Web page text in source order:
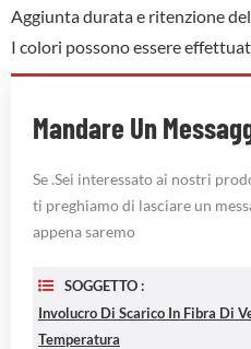
Aggiunta durata e ritenzione
I colori possono essere
Mandare Un
Se .Sei interessato ai nostri
ti preghiamo di lasciare un
appena saremo
SOGGETTO :
Involucro Di Scarico In Fibra Di
Temperatura